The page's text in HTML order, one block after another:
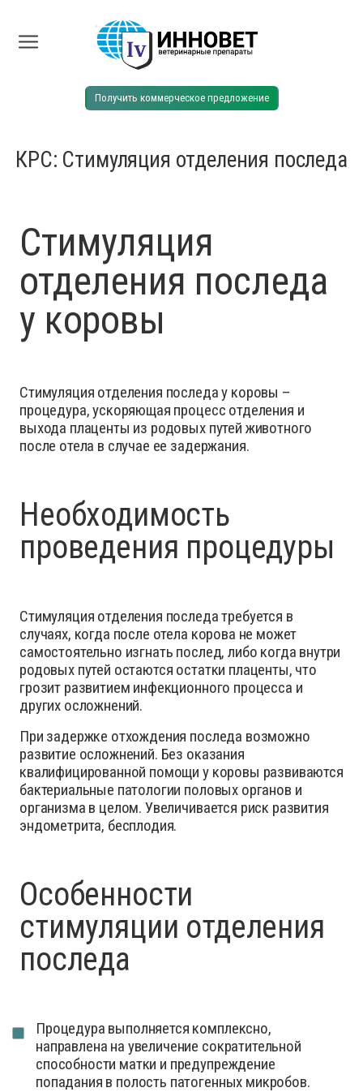
Получить коммерческое предложение
КРС: Стимуляция отделения последа
Стимуляция
отделения последа
у коровы
Стимуляция отделения последа у коровы –
процедура, ускоряющая процесс отделения и
выхода плаценты из родовых путей животного
после отела в случае ее задержания.
Необходимость
проведения процедуры
Стимуляция отделения последа требуется в
случаях, когда после отела корова не может
самостоятельно изгнать послед, либо когда внутри
родовых путей остаются остатки плаценты, что
грозит развитием инфекционного процесса и
других осложнений.
При задержке отхождения последа возможно
развитие осложнений. Без оказания
квалифицированной помощи у коровы развиваются
бактериальные патологии половых органов и
организма в целом. Увеличивается риск развития
эндометрита, бесплодия.
Особенности
стимуляции отделения
последа
Процедура выполняется комплексно,
направлена на увеличение сократительной
способности матки и предупреждение
попадания в полость патогенных микробов.